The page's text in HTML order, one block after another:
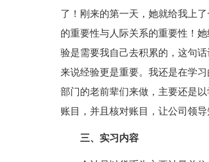
了！刚来的第一天，她就给我上
的重要性与人际关系的重要性！
验是需要我自己去积累的，这句
来说经验更是重要。我还是在学
部门的老前辈们来做，主要还是
账目，并且核对账目，让公司领
三、实习内容